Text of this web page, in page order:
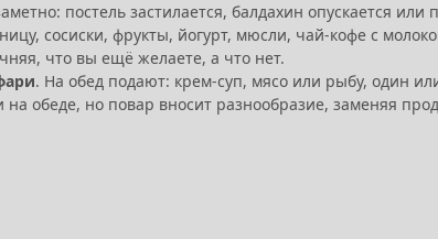
постель застилается, балдахин опускается
сосиски, фрукты, йогурт, мюсли, чай-кофе с
что вы ещё желаете, а что нет.
. На обед подают: крем-суп, мясо или рыбу, один
обеде, но повар вносит разнообразие, заменяя